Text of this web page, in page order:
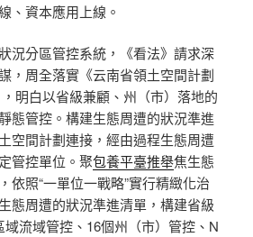
、資本應用上線。
況分區管控系統，《看法》請求深
，周全落實《云南省領土空間計劃
明白以省級兼顧、州（市）落地的
態管控。構建生態周遭的狀況準進
空間計劃連接，經由過程生態周遭
管控單位。聚包養平臺推舉焦生態
依照“一單位一戰略”實行精緻化治
態周遭的狀況準進清單，構建省級
流域管控、16個州（市）管控、N